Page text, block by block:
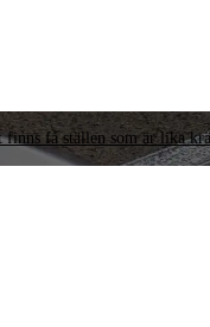
finns få ställen som är lika